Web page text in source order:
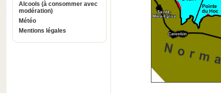
Alcools (à consommer avec
modération)
Météo
Mentions légales